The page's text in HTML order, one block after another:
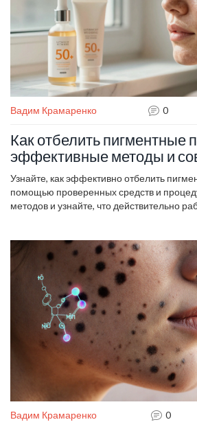
Вадим Крамаренко 0
Как отбелить пигментные
эффективные методы и
Узнайте, как эффективно отбелить
помощью проверенных средств и
методов и узнайте, что действительно
Вадим Крамаренко 0